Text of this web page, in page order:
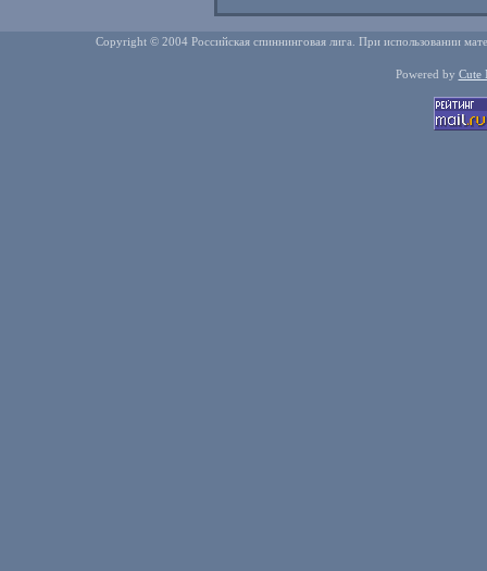
Copyright © 2004 Российская спиннинговая лига. При использовании
Powered by Cute